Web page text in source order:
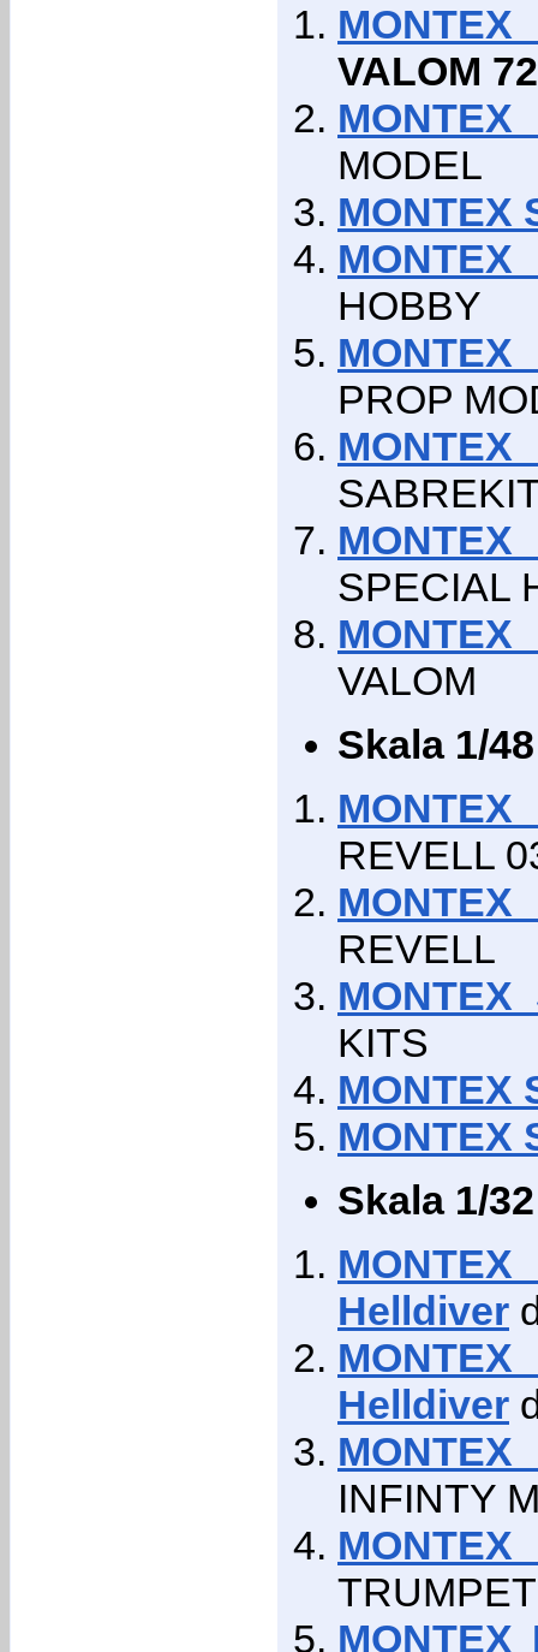
VALOM
MODEL
MONTEX
HOBBY
PROP
SPECIAL
VALOM
Skala 1/48
REVELL
REVELL
KITS
MONTEX
MONTEX
Skala 1/32
Helldiver
Helldiver
INFINTY